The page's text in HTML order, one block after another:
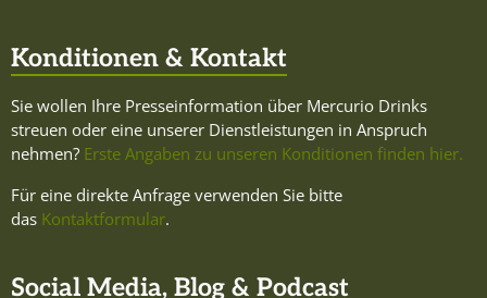
Konditionen & Kontakt
Sie wollen Ihre Presseinformation über Mercurio Drinks
streuen oder eine unserer Dienstleistungen in Anspruch
nehmen? Erste Angaben zu unseren Konditionen finden hier.
Für eine direkte Anfrage verwenden Sie bitte
das Kontaktformular.
Social Media, Blog & Podcast